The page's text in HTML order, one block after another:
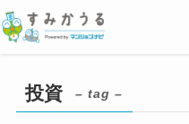
投資 – tag –